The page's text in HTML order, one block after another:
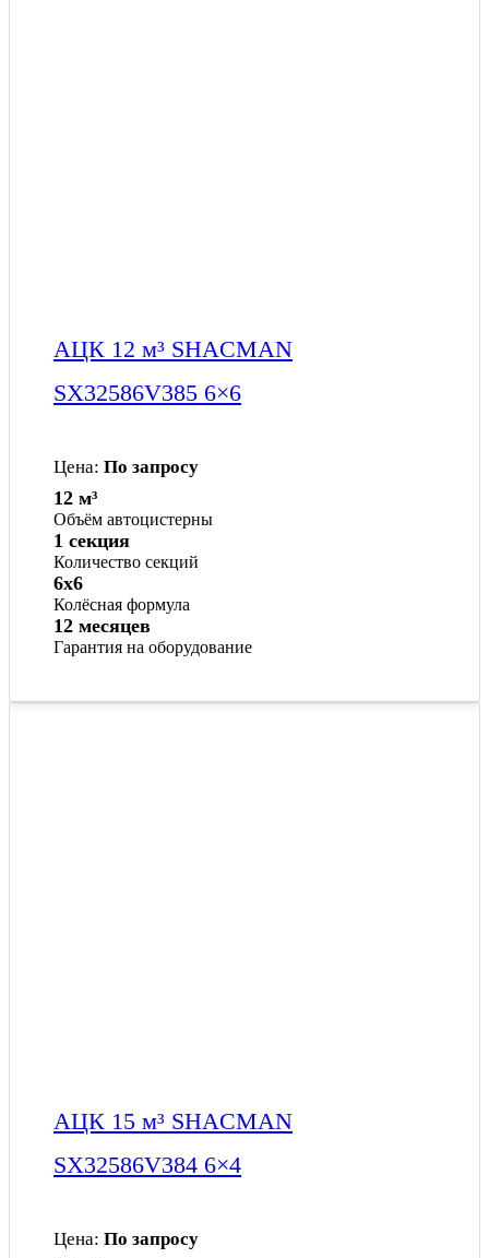
АЦК 12 м³ SHACMAN
SX32586V385 6×6
Цена: По запросу
Объём автоцистерны
12 м³
Количество секций
1 секция
Колёсная формула
6x6
Гарантия на оборудование
12 месяцев
АЦК 15 м³ SHACMAN
SX32586V384 6×4
Цена: По запросу